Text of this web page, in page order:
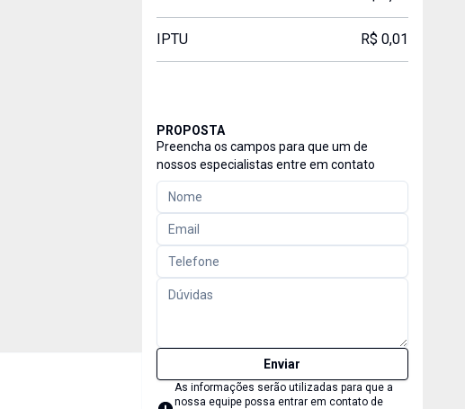
IPTU R$ 0,01
PROPOSTA
Preencha os campos para que um de
nossos especialistas entre em contato
Enviar
As informações serão utilizadas para que a
nossa equipe possa entrar em contato de